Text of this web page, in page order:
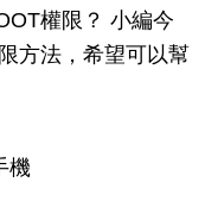
權限？ 小編今
方法，希望可以幫
機